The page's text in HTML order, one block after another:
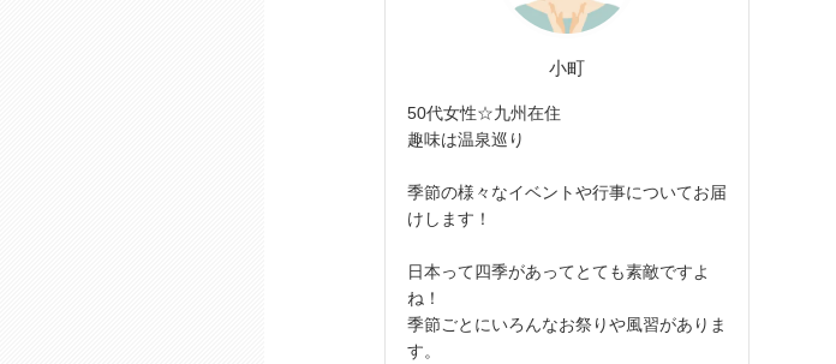
小町
50代女性☆九州在住
趣味は温泉巡り
季節の様々なイベントや行事についてお届
けします！
日本って四季があってとても素敵ですよ
ね！
季節ごとにいろんなお祭りや風習がありま
す。